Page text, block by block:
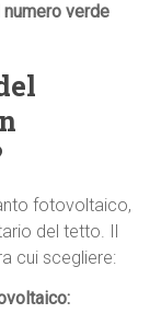
verde
fotovoltaico,
del tetto. Il
cui scegliere: